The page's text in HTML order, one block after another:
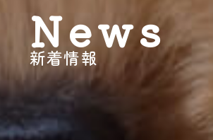
新着情報
News